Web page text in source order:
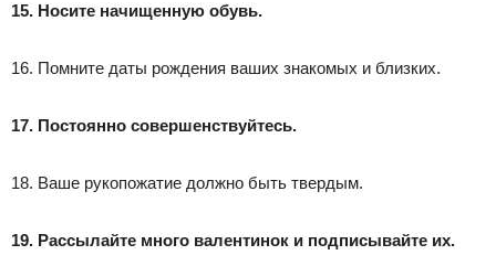
15. Носите начищенную обувь.
16. Помните даты рождения ваших знакомых и близких.
17. Постоянно совершенствуйтесь.
18. Ваше рукопожатие должно быть твердым.
19. Рассылайте много валентинок и подписывайте их.